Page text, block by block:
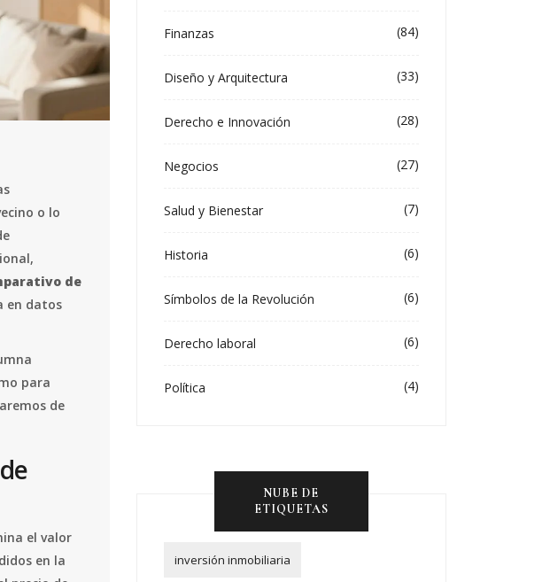
o lo
de
en datos
para
de
el valor
en la
Finanzas (84)
Diseño y Arquitectura (33)
Derecho e Innovación (28)
Negocios (27)
Salud y Bienestar (7)
Historia (6)
Símbolos de la Revolución (6)
Derecho laboral (6)
Política (4)
NUBE DE
ETIQUETAS
inversión inmobiliaria